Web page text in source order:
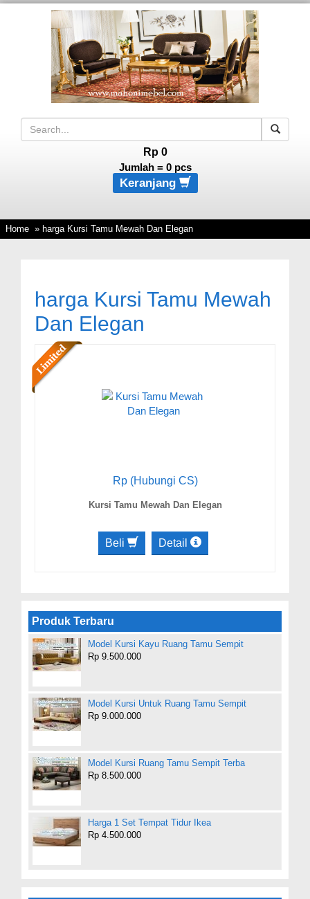
Rp 0
Jumlah = 0pcs
Keranjang
Home » harga Kursi Tamu Mewah Dan Elegan
harga Kursi Tamu Mewah
Dan Elegan
Rp (Hubungi CS)
Kursi Tamu Mewah Dan Elegan
Beli Detail
Produk Terbaru
Model Kursi Kayu Ruang Tamu Sempit
Rp 9.500.000
Model Kursi Untuk Ruang Tamu Sempit
Rp 9.000.000
Model Kursi Ruang Tamu Sempit Terba
Rp 8.500.000
Harga 1 Set Tempat Tidur Ikea
Rp 4.500.000